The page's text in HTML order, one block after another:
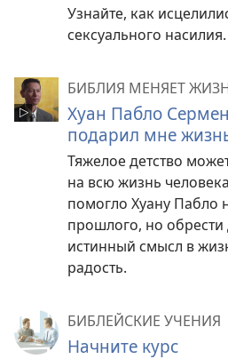
Узнайте, как
сексуального насилия.
БИБЛИЯ МЕНЯЕТ
Хуан Пабло
подарил мне
Тяжелое детство
на всю жизнь
помогло Хуану Пабло
прошлого, но
истинный смысл в
радость.
БИБЛЕЙСКИЕ УЧЕНИЯ
Начните курс